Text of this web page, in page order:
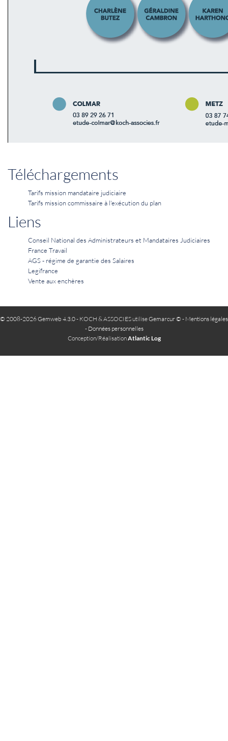
Téléchargements
Tarifs mission mandataire judiciaire
Tarifs mission commissaire à l'exécution du plan
Liens
Conseil National des Administrateurs et Mandataires Judiciaires
France Travail
AGS - régime de garantie des Salaires
Legifrance
Vente aux enchères
© 2008-2026 Gemweb 4.3.0- KOCH & ASSOCIES utiliseGemarcur © - Mentions légales
- Données personnelles
Conception/RéalisationAtlantic Log